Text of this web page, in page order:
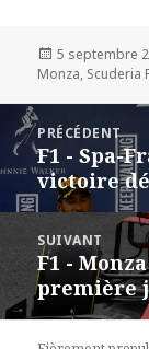
Publié
le
5 septembre
Monza, Scuderia
Navigation
de
l’article
PRÉCÉDENT
Article
précédent :
F1 - Spa-
victoire
SUIVANT
Article
suivant :
F1 -
première